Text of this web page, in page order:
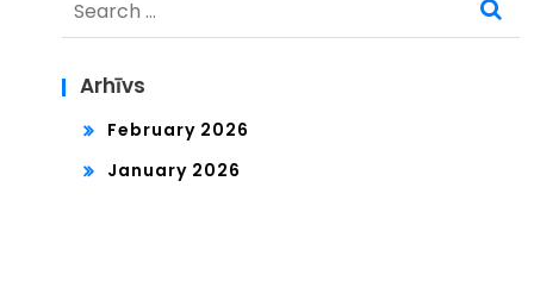
for:
Arhīvs
February 2026
January 2026